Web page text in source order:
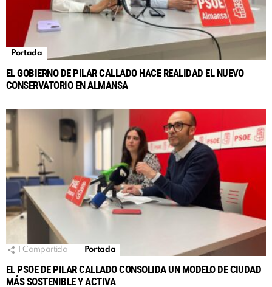
Portada
EL GOBIERNO DE PILAR CALLADO HACE REALIDAD EL NUEVO
CONSERVATORIO EN ALMANSA
Compartido Portada
EL PSOE DE PILAR CALLADO CONSOLIDA UN MODELO DE CIUDAD
MÁS SOSTENIBLE Y ACTIVA